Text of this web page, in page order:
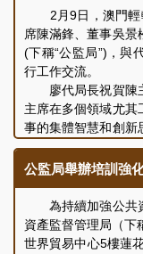
家安全形勢與維護
了以“人工智能護國
品，作品豐富多樣，
不同視角展現了本
透過此次觀賞展覽
內涵與意義的理解，
全意識融入日常履職
2月9日，澳門輕
席陳滿鋒、董事吳景
(下稱“公監局”)，與
行工作交流。
廖代局長祝賀陳主
主席在多個領域尤其
事的集體智慧和創新
和規劃帶來更多新機
定和可靠的軌道交通
介紹公司近期開展
排。雙方並就持續優
流和討論，會議取得
公監局舉辦培訓強
為持續加強公共資
資產監督管理局（下
世界貿易中心5樓蓮